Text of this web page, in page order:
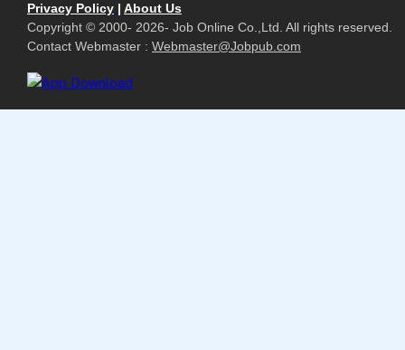
Privacy Policy | About Us
Copyright © 2000- 2026- Job Online Co.,Ltd. All rights reserved.
Contact Webmaster : Webmaster@Jobpub.com